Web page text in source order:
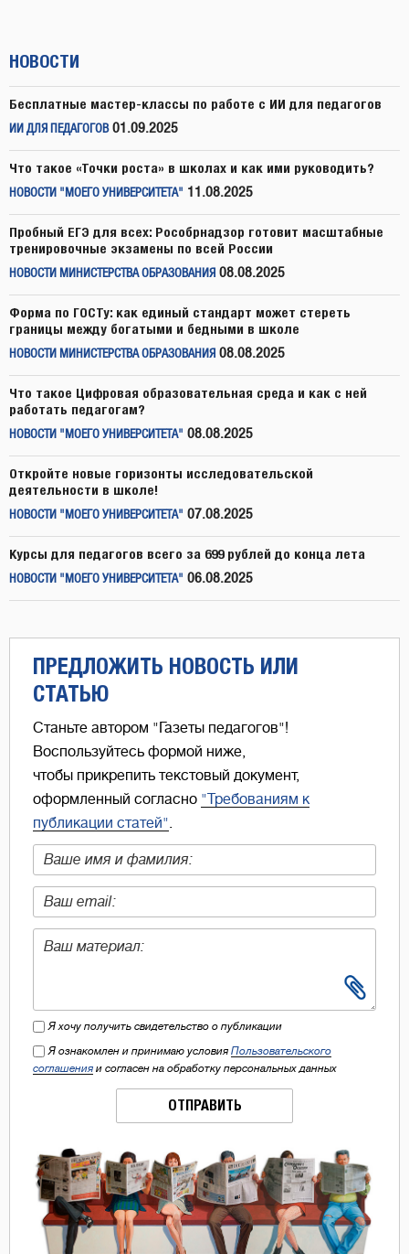
НОВОСТИ
Бесплатные мастер-классы по работе с ИИ для педагогов
ИИ ДЛЯ ПЕДАГОГОВ 01.09.2025
Что такое «Точки роста» в школах и как ими руководить?
НОВОСТИ "МОЕГО УНИВЕРСИТЕТА" 11.08.2025
Пробный ЕГЭ для всех: Рособрнадзор готовит масштабные
тренировочные экзамены по всей России
НОВОСТИ МИНИСТЕРСТВА ОБРАЗОВАНИЯ 08.08.2025
Форма по ГОСТу: как единый стандарт может стереть
границы между богатыми и бедными в школе
НОВОСТИ МИНИСТЕРСТВА ОБРАЗОВАНИЯ 08.08.2025
Что такое Цифровая образовательная среда и как с ней
работать педагогам?
НОВОСТИ "МОЕГО УНИВЕРСИТЕТА" 08.08.2025
Откройте новые горизонты исследовательской
деятельности в школе!
НОВОСТИ "МОЕГО УНИВЕРСИТЕТА" 07.08.2025
Курсы для педагогов всего за 699 рублей до конца лета
НОВОСТИ "МОЕГО УНИВЕРСИТЕТА" 06.08.2025
ПРЕДЛОЖИТЬ НОВОСТЬ ИЛИ
СТАТЬЮ
Станьте автором "Газеты педагогов"!
Воспользуйтесь формой ниже,
чтобы прикрепить текстовый документ,
оформленный согласно "Требованиям к
публикации статей"
Я хочу получить свидетельство о публикации
Я ознакомлен и принимаю условия Пользовательского
соглашения и согласен на обработку персональных данных
ОТПРАВИТЬ